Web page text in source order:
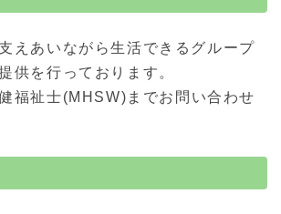
えあいながら生活できるグループ
供を行っております。
福祉士(MHSW)までお問い合わせ